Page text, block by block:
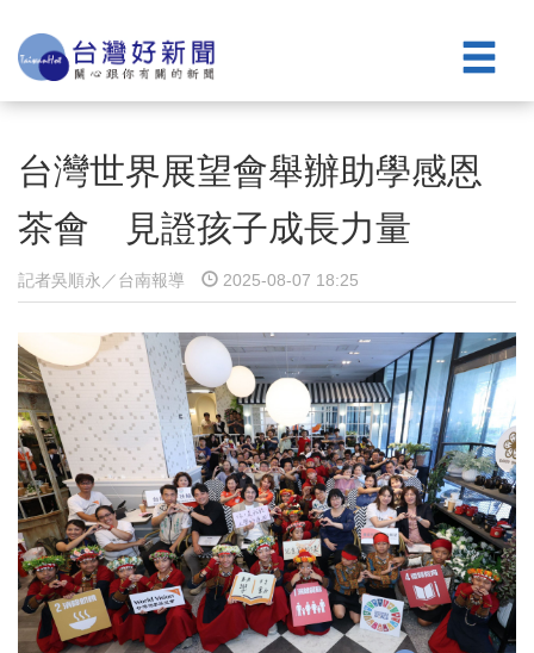
台灣世界展望會舉辦助學感恩
茶會 見證孩子成長力量
記者吳順永／台南報導 2025-08-07 18:25